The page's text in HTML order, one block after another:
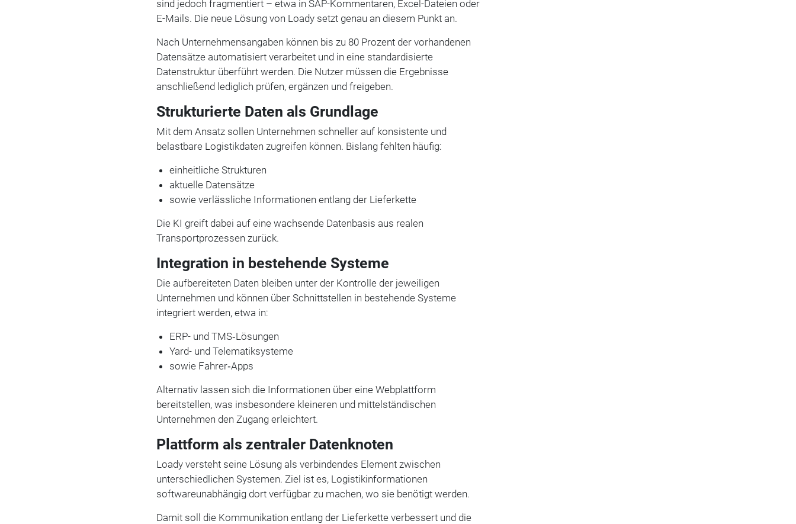
sind jedoch fragmentiert – etwa in SAP-Kommentaren, Excel-Dateien oder
E-Mails. Die neue Lösung von Loady setzt genau an diesem Punkt an.
Nach Unternehmensangaben können bis zu 80 Prozent der vorhandenen
Datensätze automatisiert verarbeitet und in eine standardisierte
Datenstruktur überführt werden. Die Nutzer müssen die Ergebnisse
anschließend lediglich prüfen, ergänzen und freigeben.
Strukturierte Daten als Grundlage
Mit dem Ansatz sollen Unternehmen schneller auf konsistente und
belastbare Logistikdaten zugreifen können. Bislang fehlten häufig:
einheitliche Strukturen
aktuelle Datensätze
sowie verlässliche Informationen entlang der Lieferkette
Die KI greift dabei auf eine wachsende Datenbasis aus realen
Transportprozessen zurück.
Integration in bestehende Systeme
Die aufbereiteten Daten bleiben unter der Kontrolle der jeweiligen
Unternehmen und können über Schnittstellen in bestehende Systeme
integriert werden, etwa in:
ERP- und TMS‑Lösungen
Yard- und Telematiksysteme
sowie Fahrer‑Apps
Alternativ lassen sich die Informationen über eine Webplattform
bereitstellen, was insbesondere kleineren und mittelständischen
Unternehmen den Zugang erleichtert.
Plattform als zentraler Datenknoten
Loady versteht seine Lösung als verbindendes Element zwischen
unterschiedlichen Systemen. Ziel ist es, Logistikinformationen
softwareunabhängig dort verfügbar zu machen, wo sie benötigt werden.
Damit soll die Kommunikation entlang der Lieferkette verbessert und die